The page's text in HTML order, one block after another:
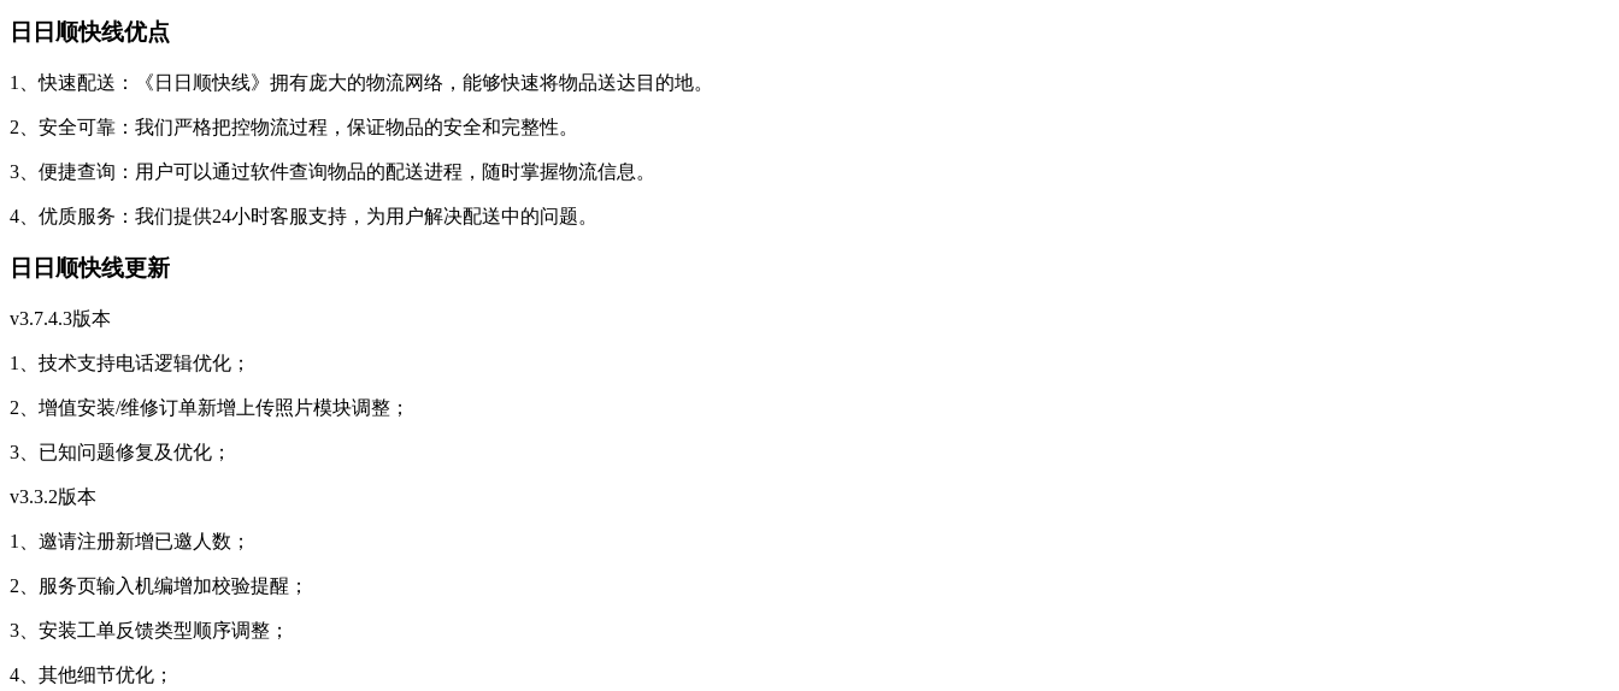
日日顺快线优点
1、快速配送：《日日顺快线》拥有庞大的物流网络，能够快速将物品送达目的地。
2、安全可靠：我们严格把控物流过程，保证物品的安全和完整性。
3、便捷查询：用户可以通过软件查询物品的配送进程，随时掌握物流信息。
4、优质服务：我们提供24小时客服支持，为用户解决配送中的问题。
日日顺快线更新
v3.7.4.3版本
1、技术支持电话逻辑优化；
2、增值安装/维修订单新增上传照片模块调整；
3、已知问题修复及优化；
v3.3.2版本
1、邀请注册新增已邀人数；
2、服务页输入机编增加校验提醒；
3、安装工单反馈类型顺序调整；
4、其他细节优化；